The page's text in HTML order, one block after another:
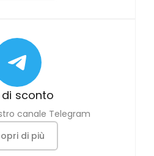
di sconto
canale Telegram
di più